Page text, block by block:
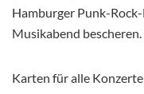
Hamburger Punk-
Musikabend bescheren.
Karten für alle